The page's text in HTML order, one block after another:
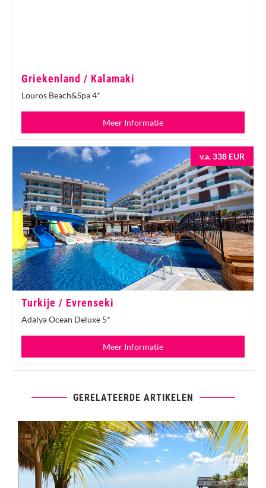
Griekenland / Kalamaki
Louros Beach&Spa 4*
Meer Informatie
v.a. 338 EUR
Turkije / Evrenseki
Adalya Ocean Deluxe 5*
Meer Informatie
GERELATEERDE ARTIKELEN